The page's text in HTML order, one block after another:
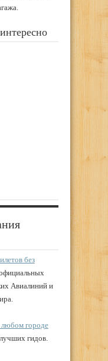
без
Авиалиний и
любом городе
гидов.